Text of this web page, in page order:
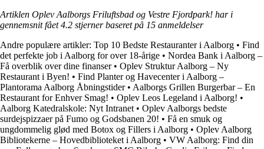
Artiklen Oplev Aalborgs Friluftsbad og Vestre Fjordpark! har i
gennemsnit fået4.2 stjerner baseret på 15 anmeldelser
Andre populære artikler: Top 10 Bedste Restauranter i Aalborg • Find
det perfekte job i Aalborg for over 18-årige • Nordea Bank i Aalborg –
Få overblik over dine finanser• Oplev Struktur Aalborg – Ny
Restaurant i Byen! • Find Planter og Havecenter i Aalborg –
Plantorama Aalborg Åbningstider• Aalborgs Grillen Burgerbar – En
Restaurant for Enhver Smag! • Oplev Leos Legeland i Aalborg! •
Aalborg Katedralskole: Nyt Intranet • Oplev Aalborgs bedste
surdejspizzaer på Fumo og Godsbanen 20! • Få en smuk og
ungdommelig glød med Botox og Fillers i Aalborg • Oplev Aalborg
Bibliotekerne – Hovedbiblioteket i Aalborg • VW Aalborg: Find din